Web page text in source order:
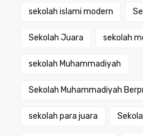
sekolah islami modern
Sekolah Juara sekolah
sekolah Muhammadiyah
Sekolah Muhammadiyah
sekolah para juara